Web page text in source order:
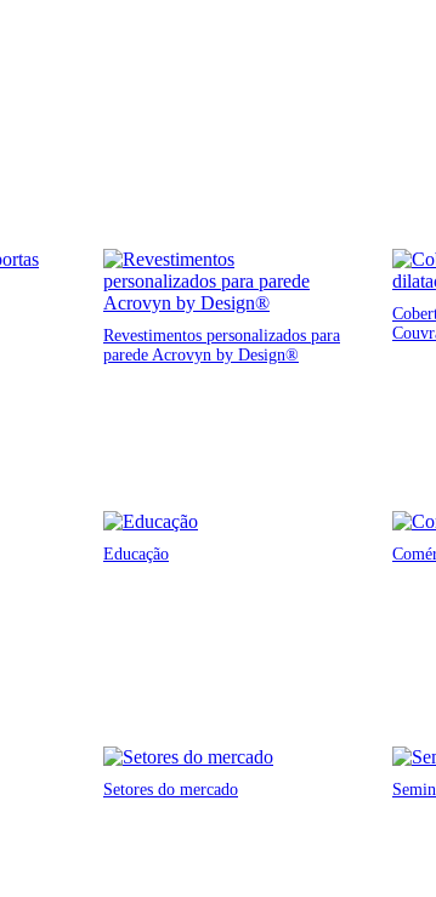
Revestimentos personalizados para
parede Acrovyn by Design®
Educação
Setores do mercado